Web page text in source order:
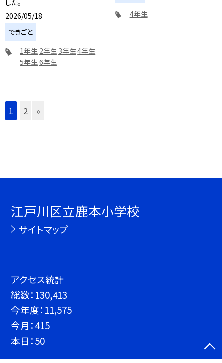
した。
2026/05/18
できごと
1年生 2年生 3年生4年生
5年生6年生
4年生
1 2 »
江戸川区立鹿本小学校
サイトマップ
アクセス統計
総数： 130,413
今年度： 11,575
今月：415
本日：50